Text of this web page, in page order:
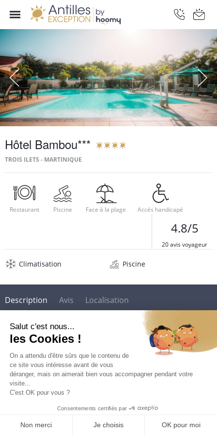
Hôtel Bambou***
TROIS ILETS - MARTINIQUE
Restaurant Piscine Face à la plage Accés handicapé
4.8/5
20 avis voyageur
Climatisation Piscine
DEMANDER UN DEVIS
Description Avis Localisation
Situation Hôtel Bambou***
L'hôtel est situé "pieds dans l'eau" sur la plage de l'Anse Mitan,
l'une des plus belles plages de la côte caraïbe, célèbre pour
son sable blanc et ses eaux calmes. À moins de 10 minutes à
pied de la Pointe du Bout et du Village Créole, zone animée